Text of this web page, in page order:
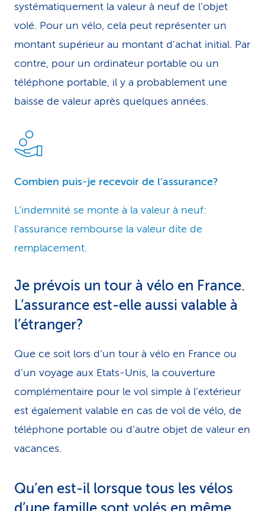
systématiquement la valeur à neuf de l’objet
volé. Pour un vélo, cela peut représenter un
montant supérieur au montant d’achat initial. Par
contre, pour un ordinateur portable ou un
téléphone portable, il y a probablement une
baisse de valeur après quelques années.
Combien puis-je recevoir de l’assurance?
L’indemnité se monte à la valeur à neuf:
l’assurance rembourse la valeur dite de
remplacement.
Je prévois un tour à vélo en France.
L’assurance est-elle aussi valable à
l’étranger?
Que ce soit lors d’un tour à vélo en France ou
d’un voyage aux Etats-Unis, la couverture
complémentaire pour le vol simple à l’extérieur
est également valable en cas de vol de vélo, de
téléphone portable ou d’autre objet de valeur en
vacances.
Qu’en est-il lorsque tous les vélos